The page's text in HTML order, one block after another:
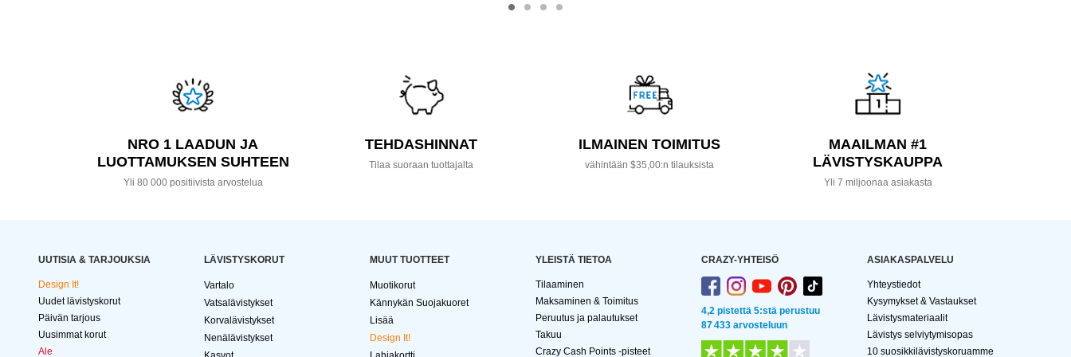
NRO 1 LAADUN JA
LUOTTAMUKSEN SUHTEEN
Yli 80 000 positiivista arvostelua
TEHDASHINNAT
Tilaa suoraan tuottajalta
ILMAINEN TOIMITUS
vähintään $35,00:n tilauksista
MAAILMAN #1
LÄVISTYSKAUPPA
Yli 7 miljoonaa asiakasta
UUTISIA & TARJOUKSIA
Design It!
Uudet lävistyskorut
Päivän tarjous
Uusimmat korut
Ale
LÄVISTYSKORUT
Vartalo
Vatsalävistykset
Korvalävistykset
Nenälävistykset
MUUT TUOTTEET
Muotikorut
Kännykän Suojakuoret
Lisää
Design It!
YLEISTÄ TIETOA
Tilaaminen
Maksaminen & Toimitus
Peruutus ja palautukset
Takuu
Crazy Cash Points -pisteet
CRAZY-YHTEISÖ
4,2 pistettä 5:stä perustuu
87 433 arvosteluun
ASIAKASPALVELU
Yhteystiedot
Kysymykset & Vastaukset
Lävistysmateriaalit
Lävistys selviytymisopas
10 suosikkilävistyskoruamme